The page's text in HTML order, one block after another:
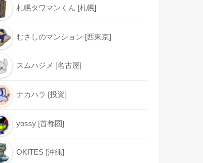
札幌タワマンくん [札幌]
むさしのマンション [西東京]
スムハジメ [名古屋]
ナカハラ [投資]
yossy [首都圏]
OKITES [沖縄]